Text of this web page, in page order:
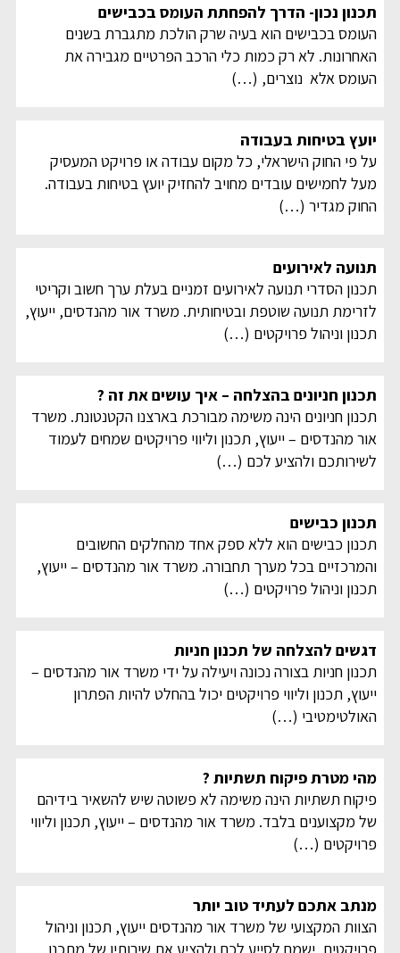
תכנון נכון- הדרך להפחתת העומס בכבישים
העומס בכבישים הוא בעיה שרק הולכת מתגברת בשנים
האחרונות. לא רק כמות כלי הרכב הפרטיים מגבירה את
העומס אלא נוצרים, (…)
יועץ בטיחות בעבודה
על פי החוק הישראלי, כל מקום עבודה או פרויקט המעסיק
מעל לחמישים עובדים מחויב להחזיק יועץ בטיחות בעבודה.
החוק מגדיר (…)
תנועה לאירועים
תכנון הסדרי תנועה לאירועים זמניים בעלת ערך חשוב וקריטי
לזרימת תנועה שוטפת ובטיחותית. משרד אור מהנדסים, ייעוץ,
תכנון וניהול פרויקטים (…)
תכנון חניונים בהצלחה – איך עושים את זה ?
תכנון חניונים הינה משימה מבורכת בארצנו הקטנטונת. משרד
אור מהנדסים – ייעוץ, תכנון וליווי פרויקטים שמחים לעמוד
לשירותכם ולהציע לכם (…)
תכנון כבישים
תכנון כבישים הוא ללא ספק אחד מהחלקים החשובים
והמרכזיים בכל מערך תחבורה. משרד אור מהנדסים – ייעוץ,
תכנון וניהול פרויקטים (…)
דגשים להצלחה של תכנון חניות
תכנון חניות בצורה נכונה ויעילה על ידי משרד אור מהנדסים –
ייעוץ, תכנון וליווי פרויקטים יכול בהחלט להיות הפתרון
האולטימטיבי (…)
מהי מטרת פיקוח תשתיות ?
פיקוח תשתיות הינה משימה לא פשוטה שיש להשאיר בידיהם
של מקצוענים בלבד. משרד אור מהנדסים – ייעוץ, תכנון וליווי
פרויקטים (…)
מנתב אתכם לעתיד טוב יותר
הצוות המקצועי של משרד אור מהנדסים ייעוץ, תכנון וניהול
פרויקטים, ישמח לסייע לכם ולהציע את שירותיו של מתכנן